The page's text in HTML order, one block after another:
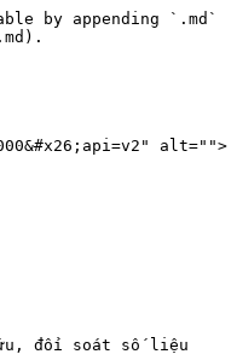
by appending `.md`
alt="">
đối soát số liệu